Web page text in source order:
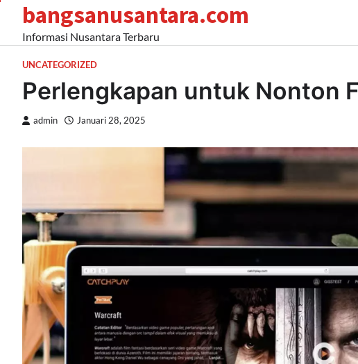
content
bangsanusantara.com
Informasi Nusantara Terbaru
UNCATEGORIZED
Perlengkapan untuk Nonton
admin Januari 28, 2025